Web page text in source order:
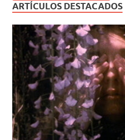
ARTÍCULOS DESTACADOS